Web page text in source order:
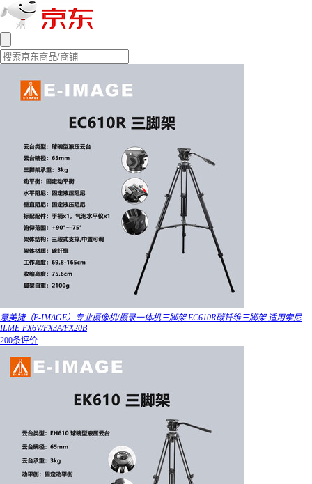
意美捷（E-IMAGE）专业摄像机/摄录一体机三脚架 EC610R碳钎维三脚架 适用索尼
ILME-FX6V/FX3A/FX20B
200条评价